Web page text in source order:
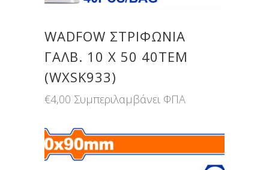
WADFOW ΣΤΡΙΦΩΝΙΑ
ΓΑΛΒ. 10 Χ 50 40ΤΕΜ
(WXSK933)
€4,00 Συμπεριλαμβάνει ΦΠΑ